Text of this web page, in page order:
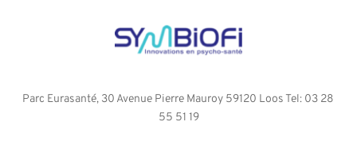
Parc Eurasanté, 30 Avenue Pierre Mauroy 59120 Loos Tel: 03 28
55 51 19